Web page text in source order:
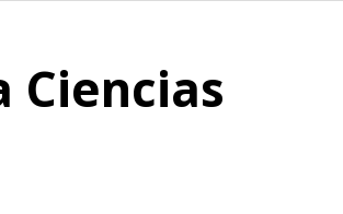
Ciencias